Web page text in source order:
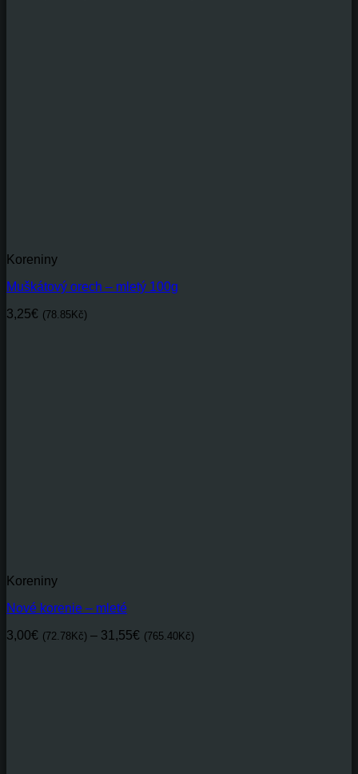
Koreniny
Muškátový orech – mletý 100g
3,25€ (78.85Kč)
Koreniny
Nové korenie – mleté
3,00€ (72.78Kč) – 31,55€ (765.40Kč)Price